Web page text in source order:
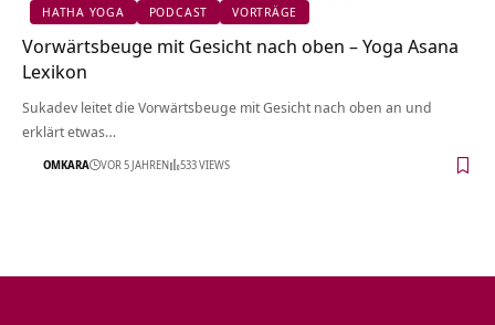
HATHA YOGA PODCAST VORTRÄGE
Vorwärtsbeuge mit Gesicht nach oben – Yoga Asana
Lexikon
Sukadev leitet die Vorwärtsbeuge mit Gesicht nach oben an und
erklärt etwas…
OMKARA VOR 5 JAHREN 533 VIEWS